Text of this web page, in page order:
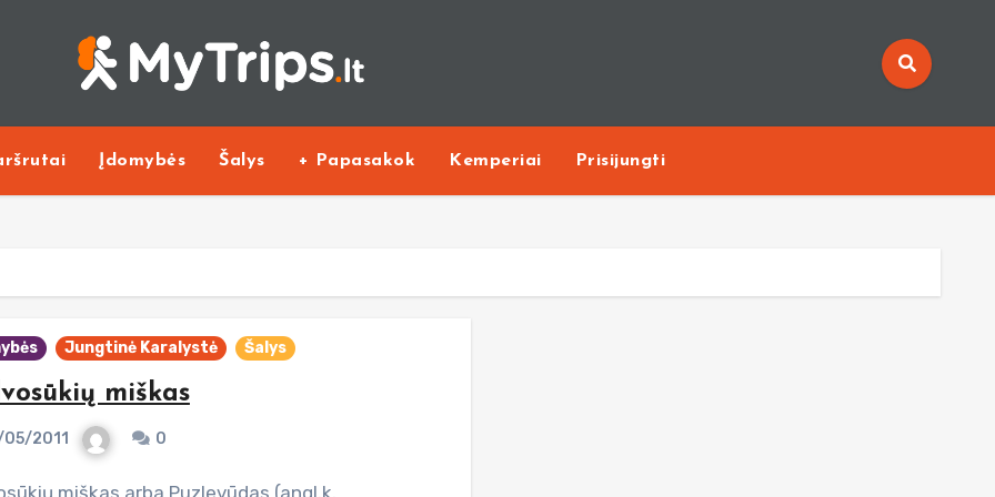
Įdomybės Šalys + Papasakok Kemperiai Prisijungti
Jungtinė Karalystė Šalys
miškas
2011 0